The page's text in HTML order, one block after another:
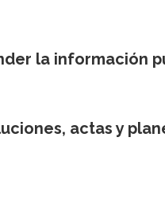
la información
actas y